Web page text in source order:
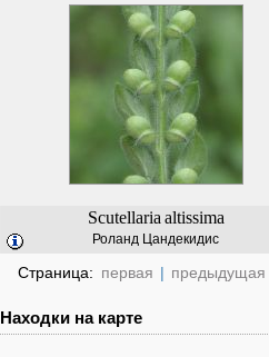
Scutellaria altissima
Роланд Цандекидис
Страница: первая | предыдущая
Находки на карте